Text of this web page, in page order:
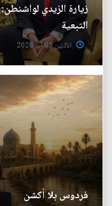
زيارة الزيدي
التبعية
الأثنين 03 آب 2026
فردوس بلا أكشن